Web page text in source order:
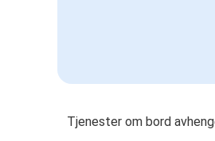
Tjenester om bord